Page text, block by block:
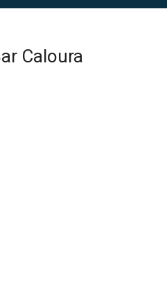
Caloura